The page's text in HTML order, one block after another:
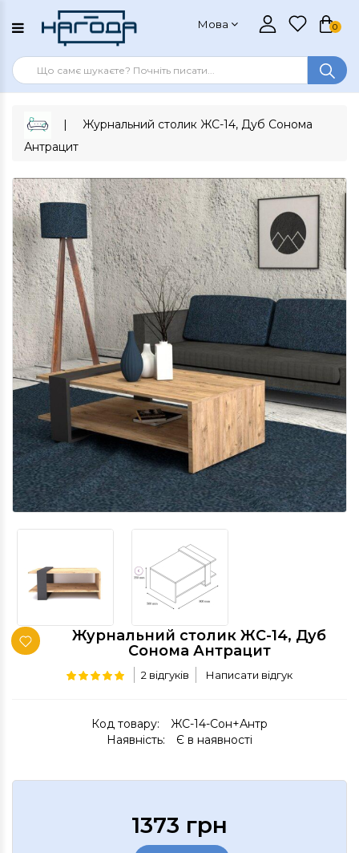
Мова 0
Журнальний столик ЖС-14, Дуб Сонома
Антрацит
Журнальний столик ЖС-14, Дуб
Сонома Антрацит
2 відгуків Написати відгук
Код товару:
ЖС-14-Сон+Антр
Наявність:
Є в наявності
1373 грн